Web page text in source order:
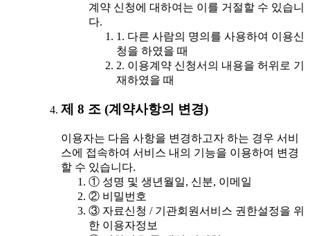
계약 신청에 대하여는 이를 거절할 수 있습니
다.
1. 다른 사람의 명의를 사용하여 이용신
청을 하였을 때
2. 이용계약 신청서의 내용을 허위로 기
재하였을 때
제 8 조 (계약사항의 변경)
이용자는 다음 사항을 변경하고자 하는 경우 서비
스에 접속하여 서비스 내의 기능을 이용하여 변경
할 수 있습니다.
① 성명 및 생년월일, 신분, 이메일
② 비밀번호
③ 자료신청 / 기관회원서비스 권한설정을 위
한 이용자정보